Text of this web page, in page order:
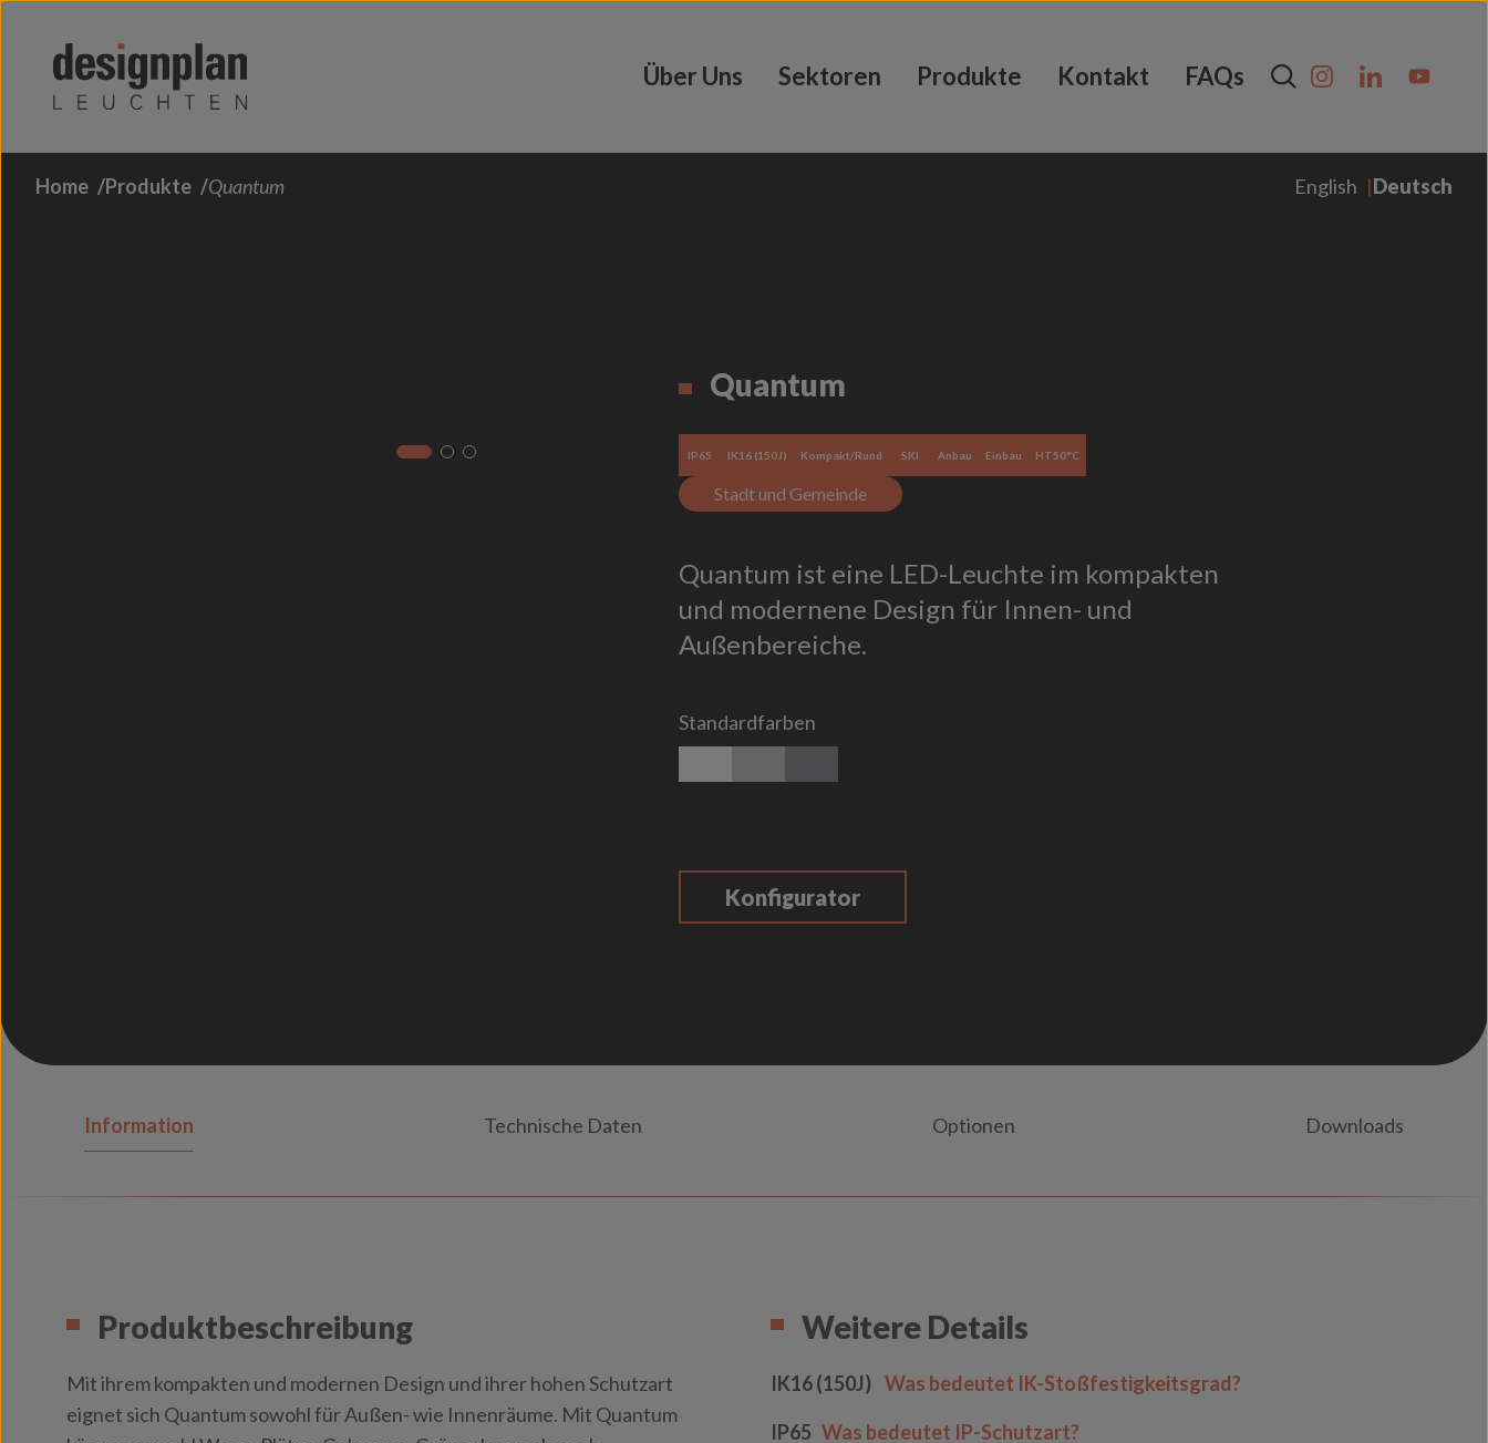
Über Uns Sektoren Produkte Kontakt FAQs
Home Produkte Quantum English Deutsch
Quantum
IP65 IK16 (150J) Kompakt/Rund SKI Anbau Einbau HT50°C
Stadt und Gemeinde
Quantum ist eine LED-Leuchte im kompakten
und modernene Design für Innen- und
Außenbereiche.
Standardfarben
Konfigurator
Information Technische Daten Optionen Downloads
Produktbeschreibung
Mit ihrem kompakten und modernen Design und ihrer hohen Schutzart
eignet sich Quantum sowohl für Außen- wie Innenräume. Mit Quantum
Weitere Details
IK16 (150J) Was bedeutet IK-Stoßfestigkeitsgrad?
IP65 Was bedeutet IP-Schutzart?